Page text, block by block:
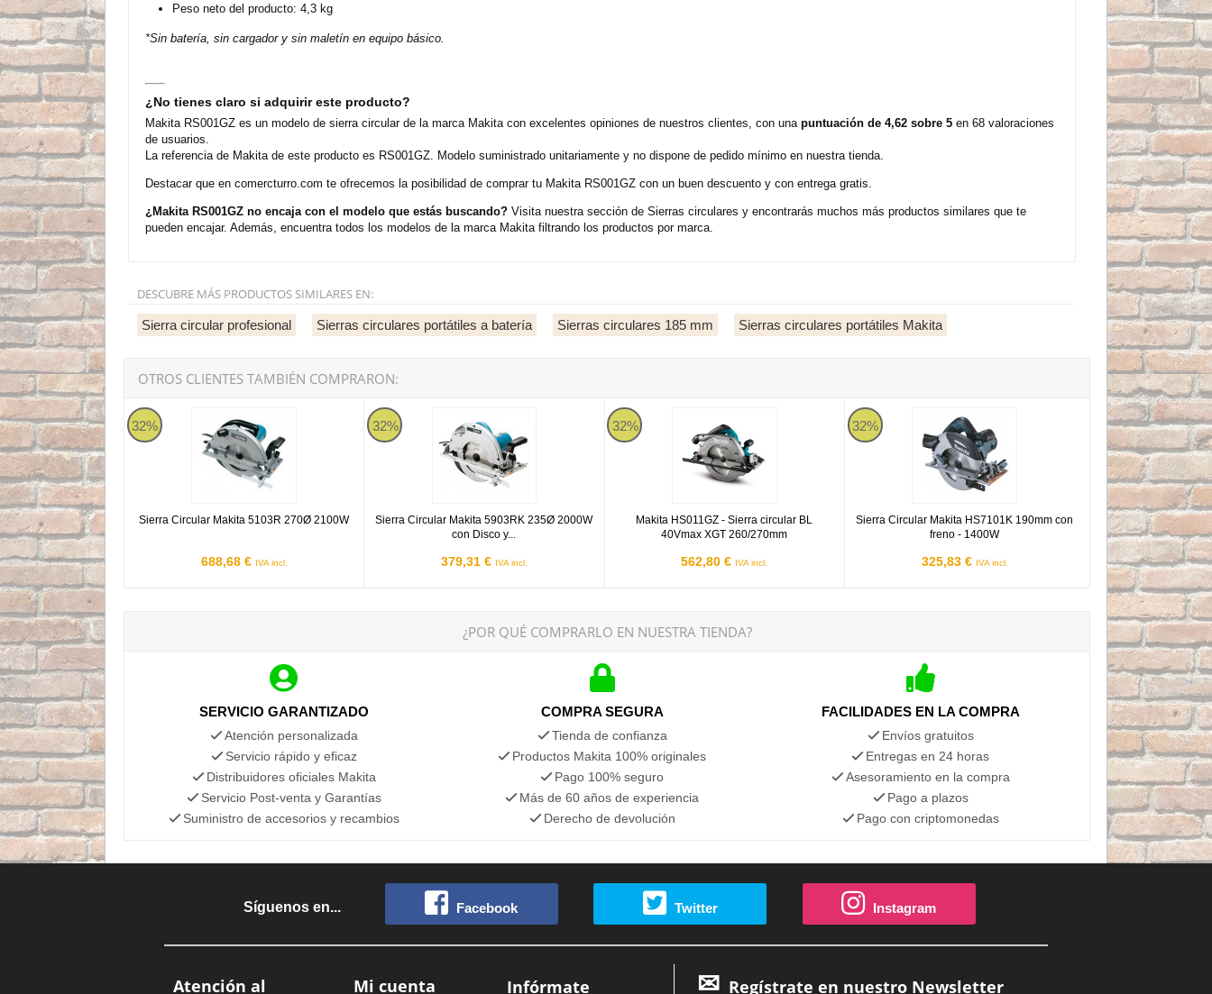
Peso neto del producto: 4,3 kg
*Sin batería, sin cargador y sin maletín en equipo básico.
¿No tienes claro si adquirir este producto?
Makita RS001GZ es un modelo de sierra circular de la marca Makita con excelentes opiniones de nuestros clientes, con una puntuación de 4,62 sobre 5 en 68 valoraciones
de usuarios.
La referencia de Makita de este producto es RS001GZ. Modelo suministrado unitariamente y no dispone de pedido mínimo en nuestra tienda.
Destacar que en comercturro.com te ofrecemos la posibilidad de comprar tu Makita RS001GZ con un buen descuento y con entrega gratis.
¿Makita RS001GZ no encaja con el modelo que estás buscando? Visita nuestra sección de Sierras circulares y encontrarás muchos más productos similares que te
pueden encajar. Además, encuentra todos los modelos de la marca Makita filtrando los productos por marca.
DESCUBRE MÁS PRODUCTOS SIMILARES EN:
Sierra circular profesional Sierras circulares portátiles a batería Sierras circulares 185 mm Sierras circulares portátiles Makita
OTROS CLIENTES TAMBIÉN COMPRARON:
32%
Sierra Circular Makita 5103R 270Ø 2100W
688,68 € IVA incl.
Sierra Circular Makita 5103R 270Ø 2100W
32%
Sierra Circular Makita 5903RK 235Ø 2000W
con Disco y...
379,31 € IVA incl.
Sierra Circular Makita 5903RK 235Ø 2000W con Disco y Maletín
32%
Makita HS011GZ - Sierra circular BL
40Vmax XGT 260/270mm
562,80 € IVA incl.
Makita HS011GZ
32%
Sierra Circular Makita HS7101K 190mm con
freno - 1400W
325,83 € IVA incl.
Sierra Circular Makita HS7101K 190mm con freno - 1400W
¿POR QUÉ COMPRARLO EN NUESTRA TIENDA?
SERVICIO GARANTIZADO
Atención personalizada
Servicio rápido y eficaz
Distribuidores oficiales Makita
Servicio Post-venta y Garantías
Suministro de accesorios y recambios
COMPRA SEGURA
Tienda de confianza
Productos Makita 100% originales
Pago 100% seguro
Más de 60 años de experiencia
Derecho de devolución
FACILIDADES EN LA COMPRA
Envíos gratuitos
Entregas en 24 horas
Asesoramiento en la compra
Pago a plazos
Pago con criptomonedas
Síguenos en... Facebook Twitter Instagram
Atención al Mi cuenta Infórmate Regístrate en nuestro Newsletter